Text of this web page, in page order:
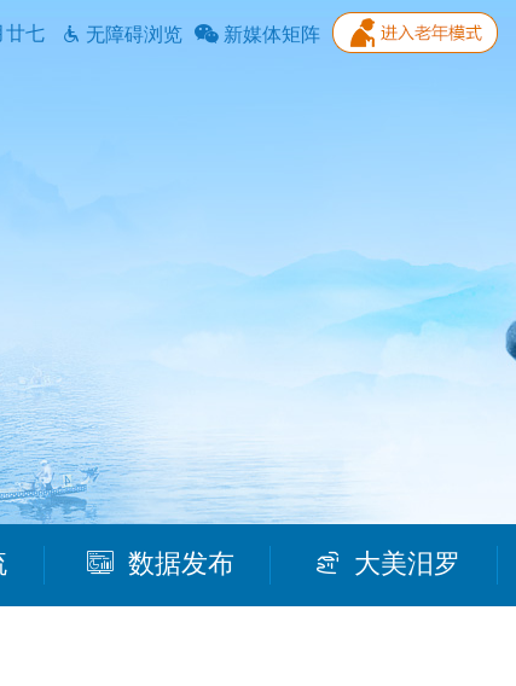
廿七 无障碍浏览 新媒体矩阵
数据发布 大美汨罗